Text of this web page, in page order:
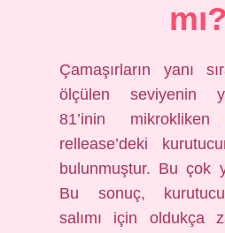
mı?
Çamaşırların yanı
ölçülen seviyenin
81’inin
rellease’deki
bulunmuştur. Bu çok
Bu sonuç,
salımı için oldukça